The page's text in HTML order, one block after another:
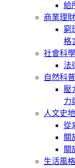
給
商業理財
窮
格
社會科學
法
自然科普
壓
力
人文史地
從
關
關
生活風格